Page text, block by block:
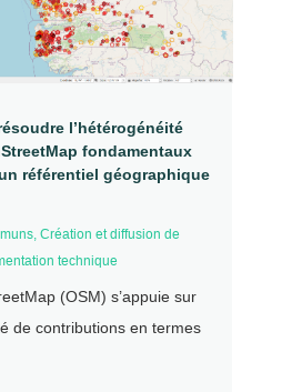
l’hétérogénéité
fondamentaux
référentiel géographique
, Création et diffusion de
technique
(OSM) s’appuie sur
de contributions en termes